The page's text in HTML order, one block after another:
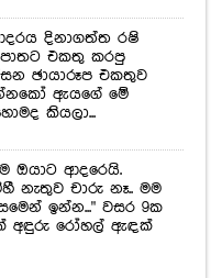
ඔයාට ආදරෙයි.
නැතුව චාරු නෑ.. මම
ඉන්න..." වසර 9ක
අඳුරු රෝහල් ඇඳක්